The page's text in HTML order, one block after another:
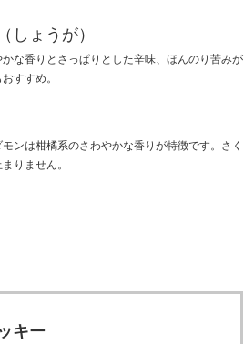
しょうが）
かな香りとさっぱりとした辛味、ほんのり苦みが
すすめ。
ンは柑橘系のさわやかな香りが特徴です。さく
りません。
キー